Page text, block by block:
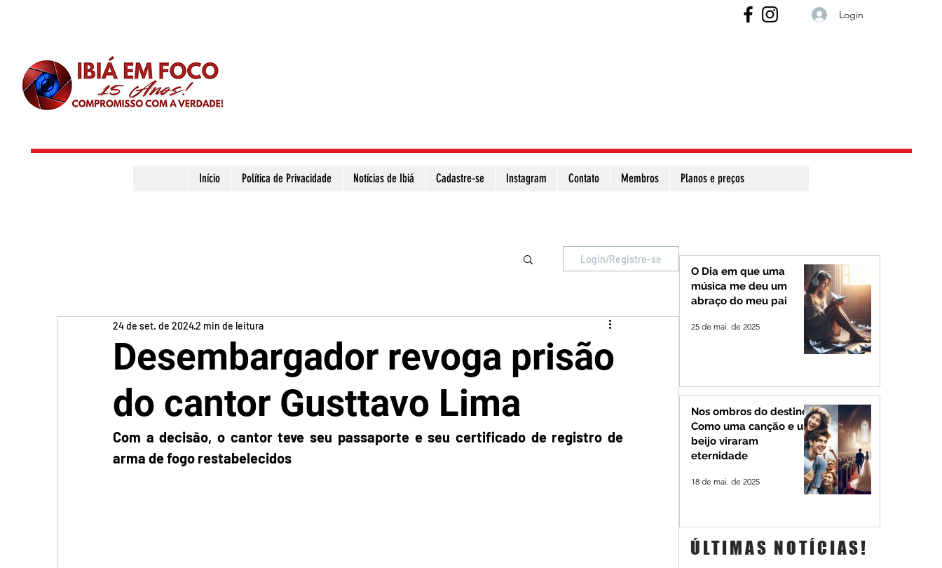
Login
Início Política de Privacidade Notícias de Ibiá Cadastre-se Instagram Contato Membros Planos e preços
Login/Registre-se
Desembargador revoga prisão
do cantor Gusttavo Lima
24 de set. de 20242 min de leitura
Com a decisão, o cantor teve seu passaporte e seu certificado de registro de
arma de fogo restabelecidos
O Dia em que uma
música me deu um
abraço do meu pai
25 de mai. de 2025
Nos ombros do destino:
Como uma canção e um
beijo viraram
eternidade
18 de mai. de 2025
ÚLTIMAS NOTÍCIAS!